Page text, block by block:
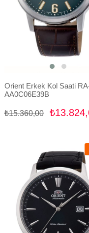
Orient Erkek Kol Saati
AA0C06E39B
₺15.360,00